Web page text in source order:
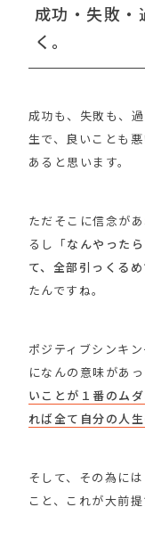
成功・失敗・
く。
成功も、失敗も、
生で、良いことも
あると思います。
ただそこに信念が
るし「なんやった
て、全部引っくる
たんですね。
ポジティブシンキ
になんの意味があ
いことが１番のム
れば全て自分の人
そして、その為に
こと、これが大前提